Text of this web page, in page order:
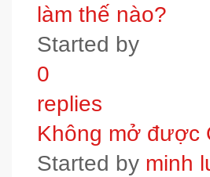
làm thế nào?
Started by
0
replies
Không mở được
Started by minh